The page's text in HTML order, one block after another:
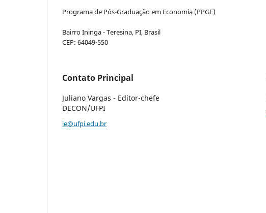
Programa de Pós-Graduação em Economia (PPGE)
Bairro Ininga - Teresina, PI, Brasil
CEP: 64049-550
Contato Principal
Juliano Vargas - Editor-chefe
DECON/UFPI
ie@ufpi.edu.br